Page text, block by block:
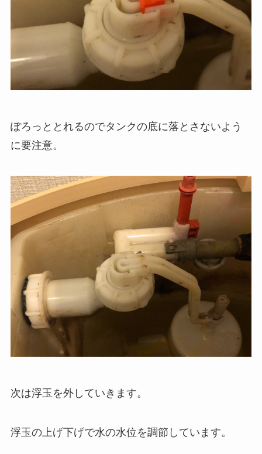
ぽろっととれるのでタンクの底に落とさないよう
に要注意。
次は浮玉を外していきます。
浮玉の上げ下げで水の水位を調節しています。